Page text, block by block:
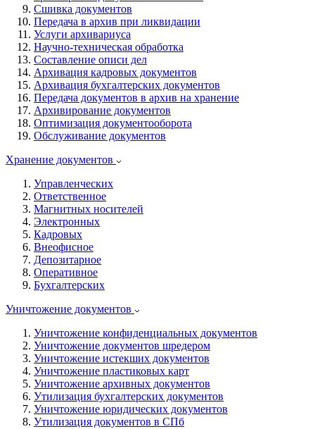
Сшивка документов
Передача в архив при ликвидации
Услуги архивариуса
Научно-техническая обработка
Составление описи дел
Архивация кадровых документов
Архивация бухгалтерских документов
Передача документов в архив на хранение
Архивирование документов
Оптимизация документооборота
Обслуживание документов
Хранение документов
Управленческих
Ответственное
Магнитных носителей
Электронных
Кадровых
Внеофисное
Депозитарное
Оперативное
Бухгалтерских
Уничтожение документов
Уничтожение конфиденциальных документов
Уничтожение документов шредером
Уничтожение истекших документов
Уничтожение пластиковых карт
Уничтожение архивных документов
Утилизация бухгалтерских документов
Уничтожение юридических документов
Утилизация документов в СПб